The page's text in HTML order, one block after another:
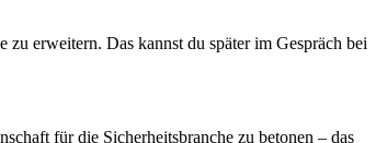
erweitern. Das kannst du später im Gespräch bei
für die Sicherheitsbranche zu betonen – das